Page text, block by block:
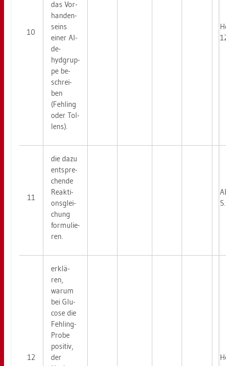
10
das Vor­
han­den­
seins
einer Al­
de­
hydgrup­
pe be­
schrei­
ben
(Fehling
oder Tol­
lens).
11
die dazu
ent­spre­
chen­de
Re­ak­ti­
ons­glei­
chung
for­mu­lie­
ren.
12
er­klä­
ren,
warum
bei Glu­
co­se die
Fehling-
Probe
po­si­tiv,
der